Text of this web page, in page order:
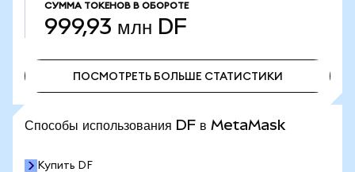
СУММА ТОКЕНОВ В ОБОРОТЕ
999,93 млн DF
ПОСМОТРЕТЬ БОЛЬШЕ СТАТИСТИКИ
Способы использования DF в MetaMask
Купить DF